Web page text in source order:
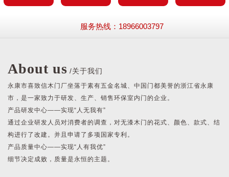
服务热线：18966003797
About us /关于我们
永康市喜致信木门厂坐落于素有五金名城、中国门都美誉的浙江省永康
市，是一家致力于研发、生产、销售环保室内门的企业。
产品研发中心——实现“人无我有”
通过企业研发人员对消费者的调查，对无漆木门的花式、颜色、款式、结
构进行了改建。并且申请了多项国家专利。
产品质量中心——实现“人有我优”
细节决定成败，质量是永恒的主题。